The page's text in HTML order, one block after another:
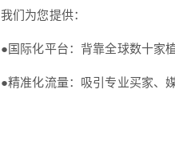
我们为您提供：
●国际化平台：背靠全球数十家
●精准化流量：吸引专业买家、